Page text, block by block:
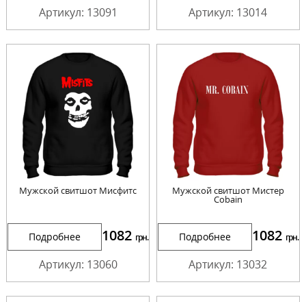
Артикул: 13091 Артикул: 13014
Мужской свитшот Мисфитс
Подробнее 1082 грн.
Артикул: 13060
Мужской свитшот Мистер
Cobain
Подробнее 1082 грн.
Артикул: 13032